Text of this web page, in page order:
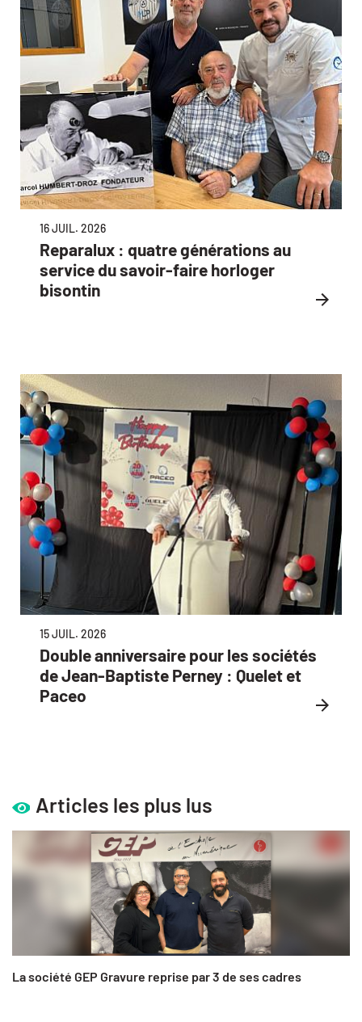
16 JUIL. 2026
Reparalux : quatre générations au
service du savoir-faire horloger
bisontin
15 JUIL. 2026
Double anniversaire pour les sociétés
de Jean-Baptiste Perney : Quelet et
Paceo
Articles les plus lus
La société GEP Gravure reprise par 3 de ses cadres